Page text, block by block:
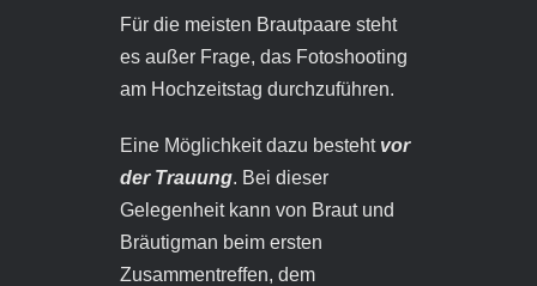
Für die meisten Brautpaare steht
es außer Frage, das Fotoshooting
am Hochzeitstag durchzuführen.
Eine Möglichkeit dazu besteht vor
der Trauung. Bei dieser
Gelegenheit kann von Braut und
Bräutigman beim ersten
Zusammentreffen, dem